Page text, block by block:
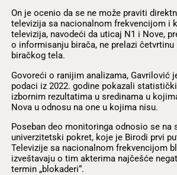
On je ocenio da se ne može praviti
televizija sa nacionalnom frekvencijom i
televizija, navodeći da uticaj N1 i Nove,
o informisanju birača, ne prelazi
biračkog tela.
Govoreći o ranijim analizama, Gavrilović
podaci iz 2022. godine pokazali
izbornim rezultatima u sredinama u
Nova u odnosu na one u kojima nisu.
Poseban deo monitoringa odnosio se na
univerzitetski pokret, koje je Birodi prvi
Televizije sa nacionalnom frekvencijom
izveštavaju o tim akterima najčešće
termin „blokaderi“.